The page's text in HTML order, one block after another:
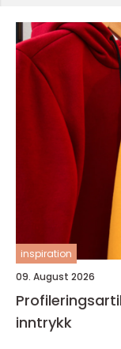
inspiration
09. August 2026
inntrykk